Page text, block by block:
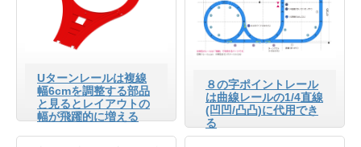
Uターンレールは複線
幅6cmを調整する部品
と見るとレイアウトの
幅が飛躍的に増える
８の字ポイントレール
は曲線レールの1/4直線
(凹凹/凸凸)に代用でき
る